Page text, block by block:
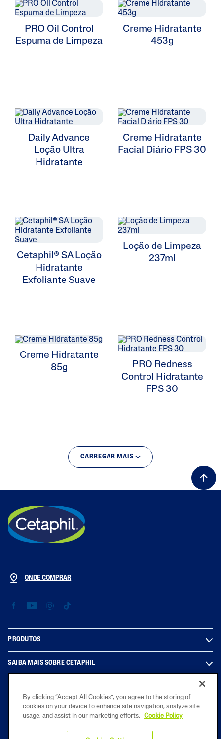
Skin Concerns
Product Lines
PRO Oil Control
Espuma de Limpeza
Creme Hidratante
453g
Daily Advance
Loção Ultra
Hidratante
Creme Hidratante
Facial Diário FPS 30
Cetaphil® SA Loção
Hidratante
Exfoliante Suave
Loção de Limpeza
237ml
Creme Hidratante
85g
PRO Redness
Control Hidratante
FPS 30
CARREGAR MAIS
ONDE COMPRAR
PRODUTOS
SAIBA MAIS SOBRE CETAPHIL
2025 Laboratorios Galderma S.A. - Sucursal em Portugal. Todos os
By clicking “Accept All Cookies”, you agree to the storing of
cookies on your device to enhance site navigation, analyze site
usage, and assist in our marketing efforts.
Cookie Policy